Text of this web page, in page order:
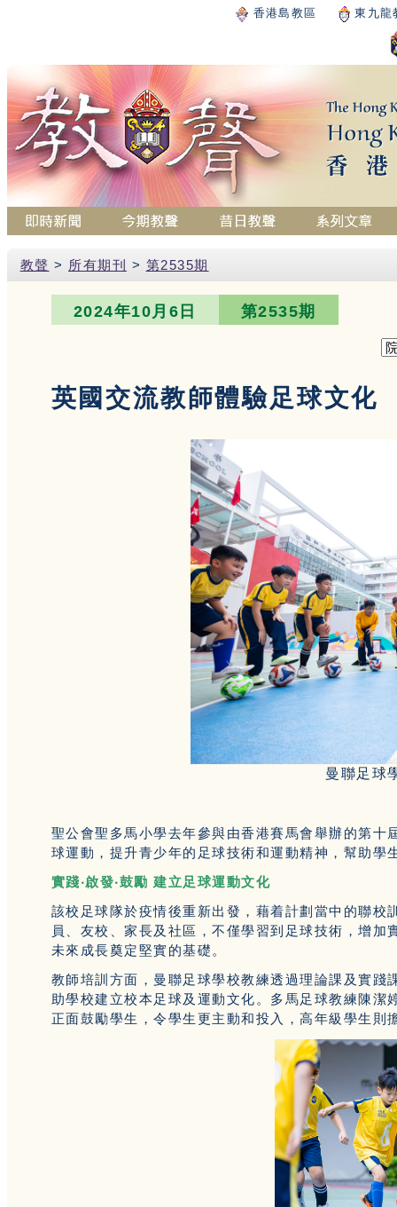
香港島教區 東九龍
教聲 > 所有期刊 > 第2535期
2024年10月6日 第2535期
英國交流教師體驗足球文化
曼聯足球
聖公會聖多馬小學去年參與由香港賽馬會舉辦的第
球運動，提升青少年的足球技術和運動精神，幫助
實踐‧啟發‧鼓勵 建立足球運動文化
該校足球隊於疫情後重新出發，藉着計劃當中的聯
員、友校、家長及社區，不僅學習到足球技術，增
未來成長奠定堅實的基礎。
教師培訓方面，曼聯足球學校教練透過理論課及實
助學校建立校本足球及運動文化。多馬足球教練陳
正面鼓勵學生，令學生更主動和投入，高年級學生